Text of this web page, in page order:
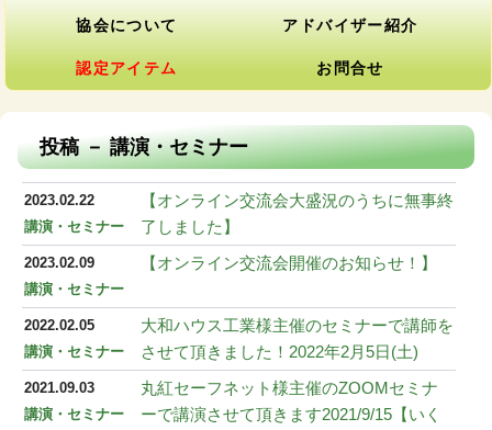
協会について アドバイザー紹介
認定アイテム お問合せ
投稿 － 講演・セミナー
2023.02.22
講演・セミナー
【オンライン交流会大盛況のうちに無事終
了しました】
2023.02.09
講演・セミナー
【オンライン交流会開催のお知らせ！】
2022.02.05
講演・セミナー
大和ハウス工業様主催のセミナーで講師を
させて頂きました！2022年2月5日(土)
2021.09.03
講演・セミナー
丸紅セーフネット様主催のZOOMセミナ
ーで講演させて頂きます2021/9/15【いく